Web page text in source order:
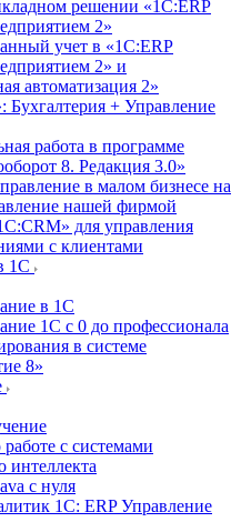
решении «1С:ERP
2»
учет в «1С:ERP
2» и
автоматизация 2»
Бухгалтерия + Управление
работа в программе
8. Редакция 3.0»
в малом бизнесе на
нашей фирмой
для управления
с клиентами
1С
в 1С
1С с 0 до профессионала
в системе
8»
с системами
интеллекта
с нуля
1С: ERP Управление